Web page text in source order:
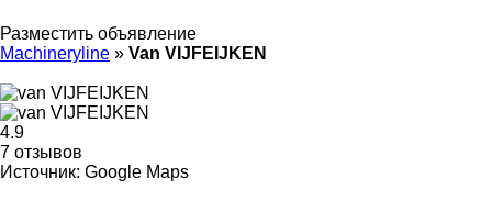
Разместить объявление
Machineryline » Van VIJFEIJKEN
4.9
7 отзывов
Источник: Google Maps